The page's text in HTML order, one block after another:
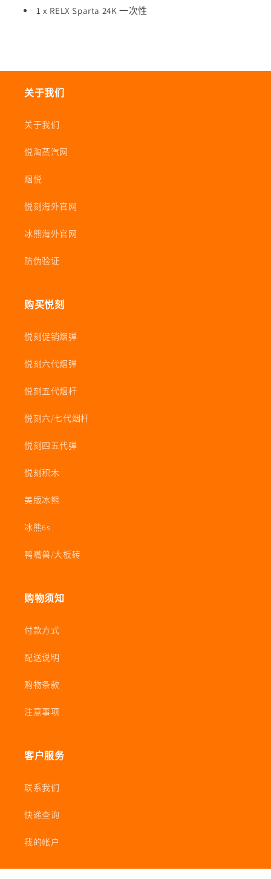
量
量
1 x RELX Sparta 24K 一次性
关于我们
关于我们
悦淘蒸汽网
烟悦
悦刻海外官网
冰熊海外官网
防伪验证
购买悦刻
悦刻促销烟弹
悦刻六代烟弹
悦刻五代烟杆
悦刻六/七代烟杆
悦刻四五代弹
悦刻积木
美版冰熊
冰熊6s
鸭嘴兽/大板砖
购物须知
付款方式
配送说明
购物条款
注意事项
客户服务
联系我们
快递查询
我的帐户